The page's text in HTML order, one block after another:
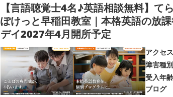
【言語聴覚士4名♪英語相談無料】て
ぽけっと早稲田教室｜本格英語の放
デイ2027年4月開所予定
アクセス
障害種別
受入年齢
ブログ